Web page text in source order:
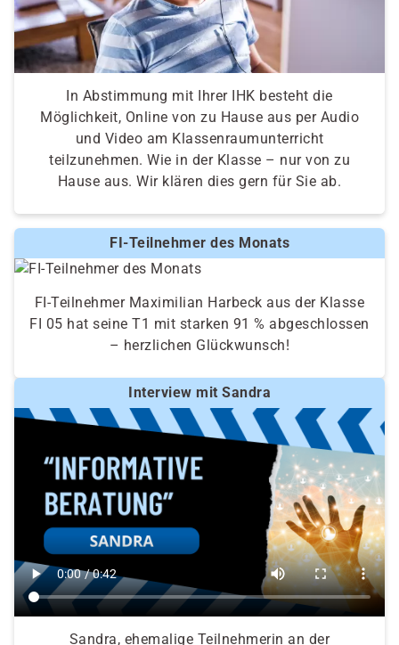
In Abstimmung mit Ihrer IHK besteht die
Möglichkeit, Online von zu Hause aus per Audio
und Video am Klassenraumunterricht
teilzunehmen. Wie in der Klasse – nur von zu
Hause aus. Wir klären dies gern für Sie ab.
FI-Teilnehmer des Monats
FI-Teilnehmer Maximilian Harbeck aus der Klasse
FI 05 hat seine T1 mit starken 91 % abgeschlossen
– herzlichen Glückwunsch!
Interview mit Sandra
Sandra, ehemalige Teilnehmerin an der